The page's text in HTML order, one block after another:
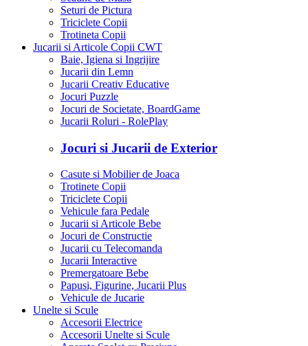
Seturi de Pictura
Triciclete Copii
Trotineta Copii
Jucarii si Articole Copii CWT
Baie, Igiena si Ingrijire
Jucarii din Lemn
Jucarii Creativ Educative
Jocuri Puzzle
Jocuri de Societate, BoardGame
Jucarii Roluri - RolePlay
Jocuri si Jucarii de Exterior
Casute si Mobilier de Joaca
Trotinete Copii
Triciclete Copii
Vehicule fara Pedale
Jucarii si Articole Bebe
Jocuri de Constructie
Jucarii cu Telecomanda
Jucarii Interactive
Premergatoare Bebe
Papusi, Figurine, Jucarii Plus
Vehicule de Jucarie
Unelte si Scule
Accesorii Electrice
Accesorii Unelte si Scule